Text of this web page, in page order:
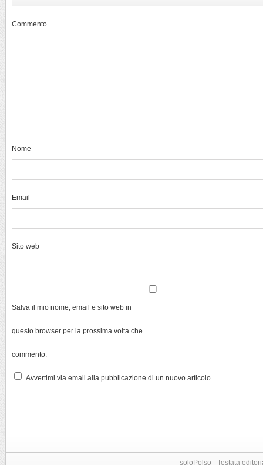
Commento
Nome
Email
Sito web
Salva il mio nome, email e sito web in
questo browser per la prossima volta che
commento.
Avvertimi via email alla pubblicazione di un nuovo articolo.
soloPolso - Testata